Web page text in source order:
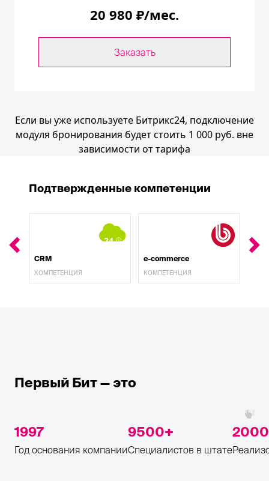
20 980 ₽/мес.
Заказать
Если вы уже используете Битрикс24, подключение
модуля бронирования будет стоить 1 000 руб. вне
зависимости от тарифа
Подтвержденные компетенции
24
CRM
КОМПЕТЕНЦИЯ
e-commerce
КОМПЕТЕНЦИЯ
Первый Бит — это
1997
Год основания компании
9500
Специалистов в штате
2000